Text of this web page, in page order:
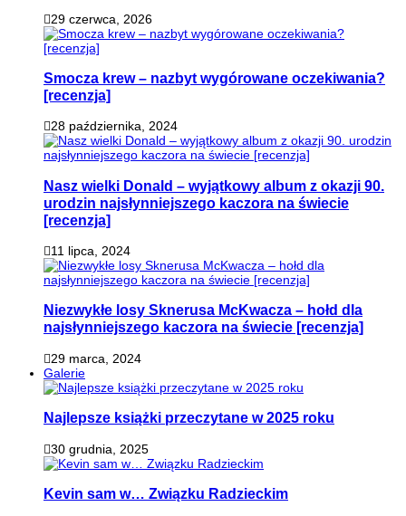
29 czerwca, 2026
Smocza krew – nazbyt wygórowane oczekiwania?
[recenzja]
28 października, 2024
Nasz wielki Donald – wyjątkowy album z okazji 90.
urodzin najsłynniejszego kaczora na świecie
[recenzja]
11 lipca, 2024
Niezwykłe losy Sknerusa McKwacza – hołd dla
najsłynniejszego kaczora na świecie [recenzja]
29 marca, 2024
Galerie
Najlepsze książki przeczytane w 2025 roku
30 grudnia, 2025
Kevin sam w… Związku Radzieckim